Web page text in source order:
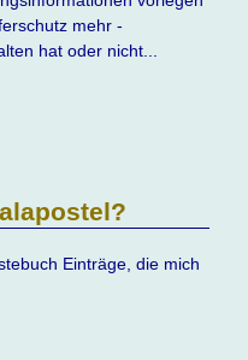
mehr -
hat oder nicht...
Einträge, die mich